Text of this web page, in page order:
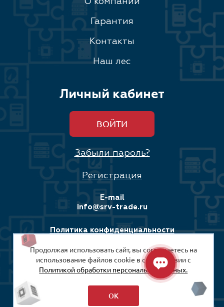
Гарантия
Контакты
Наш лес
Личный кабинет
ВОЙТИ
Забыли пароль?
Регистрация
E-mail
info@srv-trade.ru
Политика конфиденциальности
Соглашение на обработку персональных данных
© 2008-2026
ООО «СРВ-Трейд»
Продолжая использовать сайт, вы соглашаетесь на
использование файлов cookie в соответствии с
Политикой обработки персональных данных.
ОК